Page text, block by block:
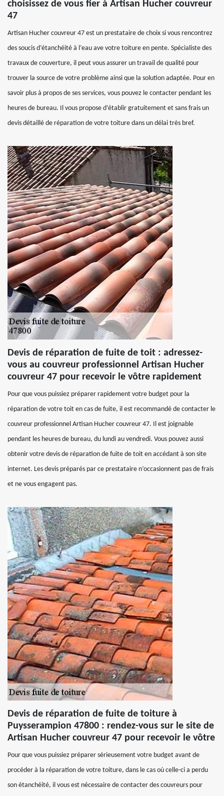
choisissez de vous fier à Artisan Hucher couvreur
47
Artisan Hucher couvreur 47 est un prestataire de choix si vous rencontrez
des soucis d’étanchéité à l’eau ave votre toiture en pente. Spécialiste des
travaux de couverture, il peut vous assurer un travail de qualité pour
trouver la source de votre problème ainsi que la solution adaptée. Pour en
savoir plus à propos de ses services, vous pouvez le contacter pendant les
heures de bureau. Il vous propose d’établir gratuitement et sans frais un
devis détaillé de réparation de votre toiture dans un délai très bref.
Devis de réparation de fuite de toit : adressez-
vous au couvreur professionnel Artisan Hucher
couvreur 47 pour recevoir le vôtre rapidement
Pour que vous puissiez préparer rapidement votre budget pour la
réparation de votre toit en cas de fuite, il est recommandé de contacter le
couvreur professionnel Artisan Hucher couvreur 47. Il est joignable
pendant les heures de bureau, du lundi au vendredi. Vous pouvez aussi
obtenir votre devis de réparation de fuite de toit en accédant à son site
internet. Les devis préparés par ce prestataire n’occasionnent pas de frais
et ne vous engagent pas.
Devis de réparation de fuite de toiture à
Puysserampion 47800 : rendez-vous sur le site de
Artisan Hucher couvreur 47 pour recevoir le vôtre
Pour que vous puissiez préparer sérieusement votre budget avant de
procéder à la réparation de votre toiture, dans le cas où celle-ci a perdu
son étanchéité, il vous est nécessaire de contacter des couvreurs pour